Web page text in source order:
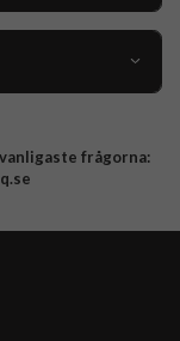
frågorna: